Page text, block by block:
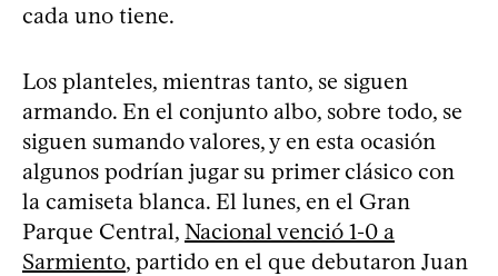
cada uno tiene.
Los planteles, mientras tanto, se siguen
armando. En el conjunto albo, sobre todo, se
siguen sumando valores, y en esta ocasión
algunos podrían jugar su primer clásico con
la camiseta blanca. El lunes, en el Gran
Parque Central, Nacional venció 1-0 a
Sarmiento, partido en el que debutaron Juan